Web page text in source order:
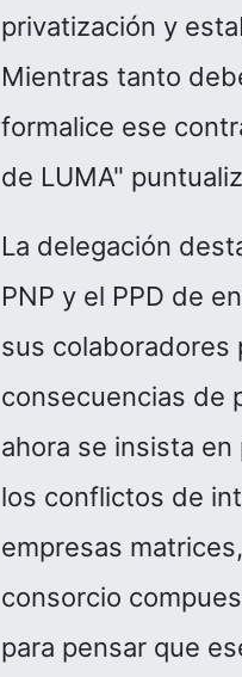
privatización y
Mientras tanto
formalice ese
de LUMA"
La delegación
PNP y el PPD de
sus colaboradores
consecuencias de
ahora se insista
los conflictos de
empresas
consorcio
para pensar que